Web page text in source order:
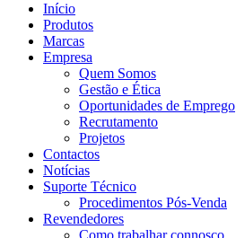
Início
Produtos
Marcas
Empresa
Quem Somos
Gestão e Ética
Oportunidades de Emprego
Recrutamento
Projetos
Contactos
Notícias
Suporte Técnico
Procedimentos Pós-Venda
Revendedores
Como trabalhar connosco